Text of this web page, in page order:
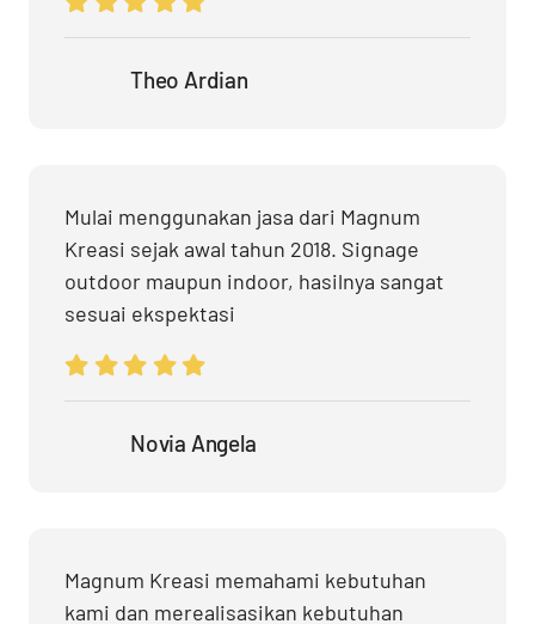
Theo Ardian
Mulai menggunakan jasa dari Magnum
Kreasi sejak awal tahun 2018. Signage
outdoor maupun indoor, hasilnya sangat
sesuai ekspektasi
Novia Angela
Magnum Kreasi memahami kebutuhan
kami dan merealisasikan kebutuhan